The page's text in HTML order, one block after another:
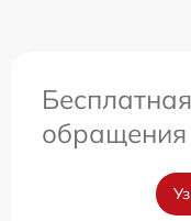
обращения